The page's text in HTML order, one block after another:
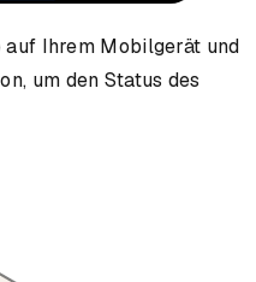
Ihrem Mobilgerät und
um den Status des